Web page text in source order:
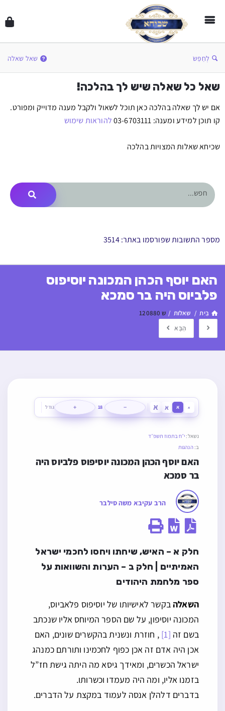
לְחַפֵּשׂ שאל שאלה
שאל כל שאלה שיש לך בהלכה!
אם יש לך שאלה בהלכה כאן תוכל לשאול ולקבל מענה מדוייק ומפורט.
קו תוכן למידע ומענה: 03-6703111
להוראות שימוש
שכיחא שאלות המצויות בהלכה
מספר התשובות שפורסמו באתר: 3514
האם יוסף הכהן המכונה יוסיפוס
פלביוס היה בר סמכא
בַּיִת / שאלות / ש 120880
הַבָּא
א א א א −
18
+ גודל
נשאל: י״ח בתמוז תשפ״ד
ב:הנהגות
בר סמכא
הרב עקיבא משה סילבר
חלק א – האיש, שיחתו ויחסו לחכמי ישראל
האמיתיים | חלק ב – הערות והשוואות על
ספר מלחמת היהודים
השאלהבקשר לאישיותו של יוסיפוס פלאביוס,
המכונה יוסיפון, על שם הספר המיוחס אליו שנכתב
בשם זה [1]
, חוזרת ונשנית בהקשרים שונים, האם
אכן היה אדם זה אכן כפוף לחכמינו ותורתם כמנהג
ישראל הכשרים, ומאידך גיסא מה היתה גישת חז”ל
בזמנו אליו, ומה היה מעמדו וכשרותו.
בדברים דלהלן אנסה לעמוד במקצת על הדברים.